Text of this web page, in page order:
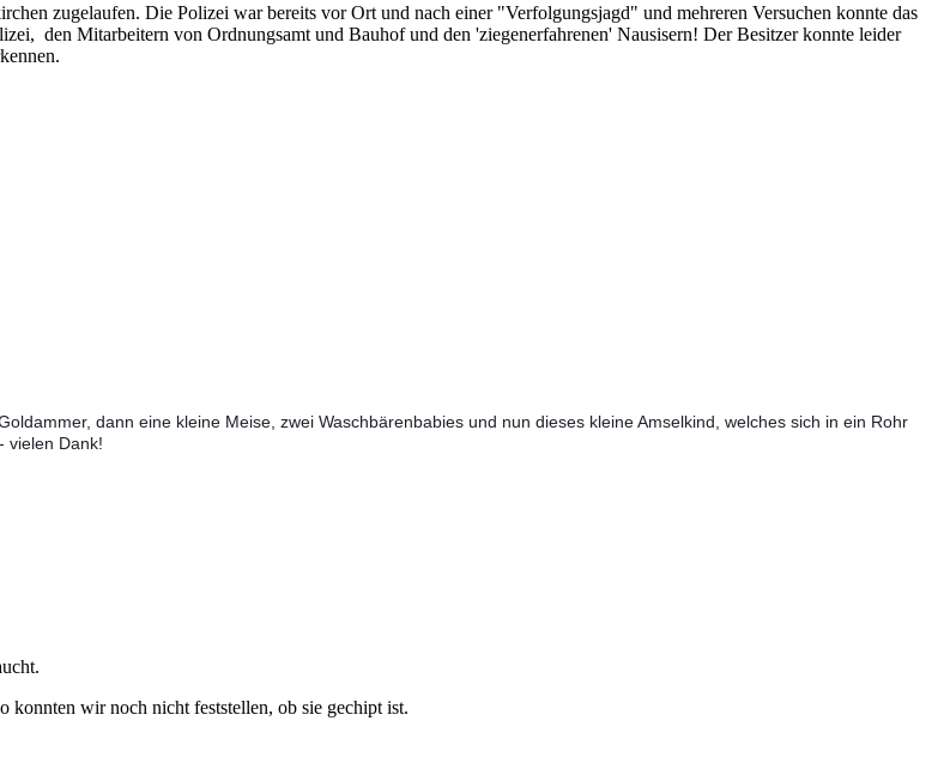
zugelaufen. Die Polizei war bereits vor Ort und nach einer "Verfolgungsjagd" und mehreren Versuchen konnte das
den Mitarbeitern von Ordnungsamt und Bauhof und den 'ziegenerfahrenen' Nausisern! Der Besitzer konnte leider
dann eine kleine Meise, zwei Waschbärenbabies und nun dieses kleine Amselkind, welches sich in ein Rohr
vielen Dank!
konnten wir noch nicht feststellen, ob sie gechipt ist.